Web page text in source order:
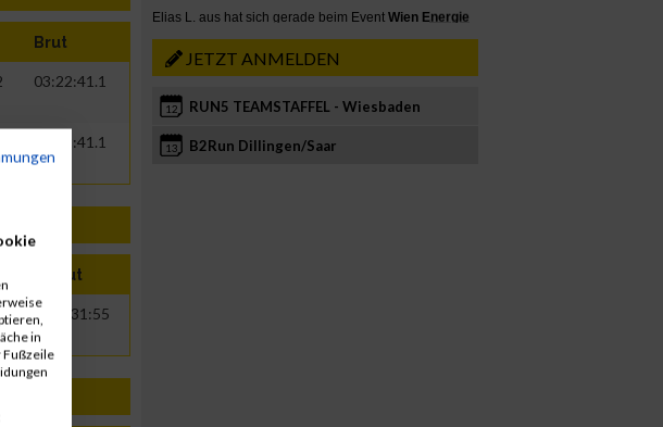
Brut
03:22:41.1
03:22:41.1
Brut
00:31:55
JETZT ANMELDEN
12 RUN5 TEAMSTAFFEL - Wiesbaden
13 B2Run Dillingen/Saar
in
Fußzeile